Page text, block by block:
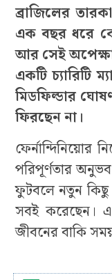
ব্রাজিলের
এক বছর ধরে
আর সেই
একটি চ্যারিটি
মিডফিল্ডার
ফিরছেন না।
ফের্নান্দিনিয়োর
পরিপূর্ণতার
ফুটবলে নতুন কিছু
সবই করেছেন।
জীবনের বাকি